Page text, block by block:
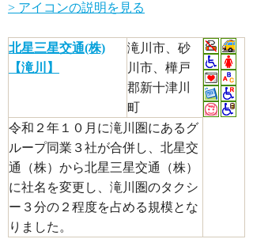
> アイコンの説明を見る
北星三星交通(株)
【滝川】
滝川市、砂
川市、樺戸
郡新十津川
町
令和２年１０月に滝川圏にあるグ
ループ同業３社が合併し、北星交
通（株）から北星三星交通（株）
に社名を変更し、滝川圏のタクシ
ー３分の２程度を占める規模とな
りました。